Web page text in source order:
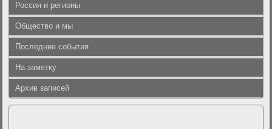
Россия и регионы
Общество и мы
Последние события
На заметку
Архив записей